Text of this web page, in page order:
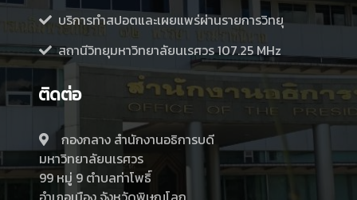
บริการทำสปอตและเผยแพร่ผ่านรายการวิทยุ
สถานีวิทยุมหาวิทยาลัยนเรศวร 107.25 MHz
ติดต่อ
กองกลาง สำนักงานอธิการบดี
มหาวิทยาลัยนเรศวร
99 หมู่ 9 ตำบลท่าโพธิ์